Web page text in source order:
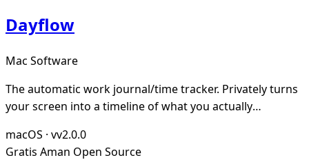
Dayflow
Mac Software
The automatic work journal/time tracker. Privately turns
your screen into a timeline of what you actually
macOS · vv2.0.0
Gratis Aman Open Source